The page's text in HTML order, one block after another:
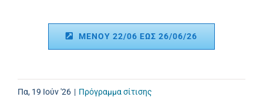
ΜΕΝΟΥ 22/06 ΕΩΣ 26/06/26
Πα, 19 Ιούν '26 | Πρόγραμμα σίτισης